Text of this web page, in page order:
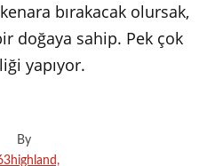
bırakacak olursak,
doğaya sahip. Pek çok
yapıyor.
By